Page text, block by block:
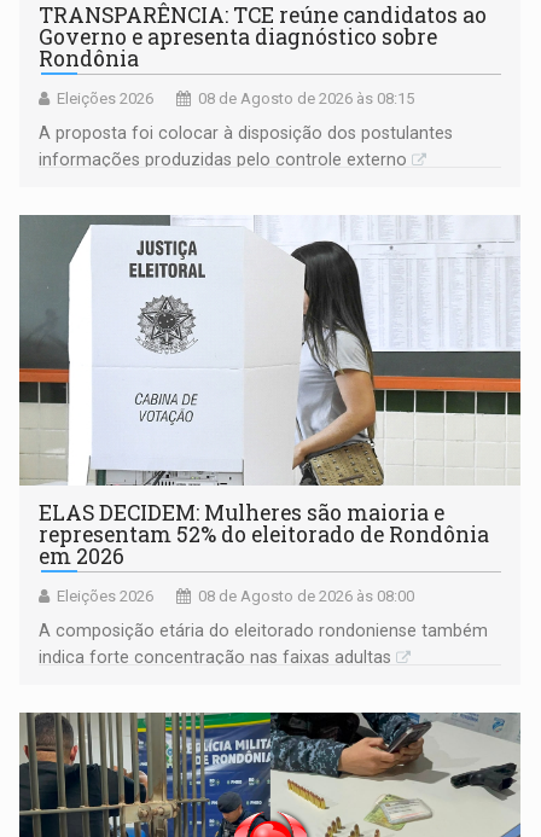
TRANSPARÊNCIA: TCE reúne candidatos ao
Governo e apresenta diagnóstico sobre
Rondônia
Eleições 2026 08 de Agosto de 2026 às 08:15
A proposta foi colocar à disposição dos postulantes
informações produzidas pelo controle externo
ELAS DECIDEM: Mulheres são maioria e
representam 52% do eleitorado de Rondônia
em 2026
Eleições 2026 08 de Agosto de 2026 às 08:00
A composição etária do eleitorado rondoniense também
indica forte concentração nas faixas adultas